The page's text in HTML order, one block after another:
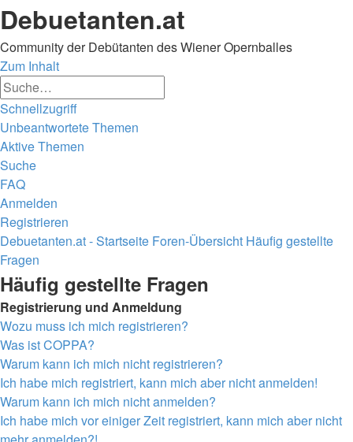
Debuetanten.at
Community der Debütanten des Wiener Opernballes
Zum Inhalt
Schnellzugriff
Unbeantwortete Themen
Aktive Themen
Suche
FAQ
Anmelden
Registrieren
Debuetanten.at - Startseite Foren-Übersicht Häufig gestellte
Fragen
Suche
Häufig gestellte Fragen
Registrierung und Anmeldung
Wozu muss ich mich registrieren?
Was ist COPPA?
Warum kann ich mich nicht registrieren?
Ich habe mich registriert, kann mich aber nicht anmelden!
Warum kann ich mich nicht anmelden?
Ich habe mich vor einiger Zeit registriert, kann mich aber nicht